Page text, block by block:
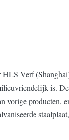
Verf
is.
producten,